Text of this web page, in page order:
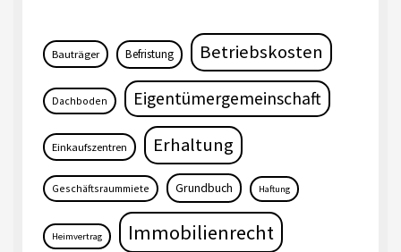
Bauträger Befristung Betriebskosten
Dachboden Eigentümergemeinschaft
Einkaufszentren Erhaltung
Geschäftsraummiete Grundbuch Haftung
Heimvertrag Immobilienrecht